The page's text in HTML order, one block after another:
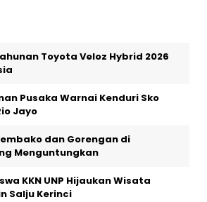
Toyota Veloz Hybrid 2026
Pusaka Warnai Kenduri Sko
Jayo
dan Gorengan di
Menguntungkan
KKN UNP Hijaukan Wisata
Salju Kerinci